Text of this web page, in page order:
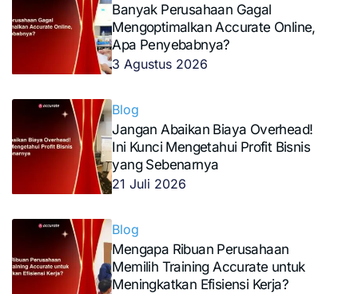
Banyak Perusahaan Gagal
Mengoptimalkan Accurate Online,
Apa Penyebabnya?
3 Agustus 2026
Blog
Jangan Abaikan Biaya Overhead!
Ini Kunci Mengetahui Profit Bisnis
yang Sebenarnya
21 Juli 2026
Blog
Mengapa Ribuan Perusahaan
Memilih Training Accurate untuk
Meningkatkan Efisiensi Kerja?